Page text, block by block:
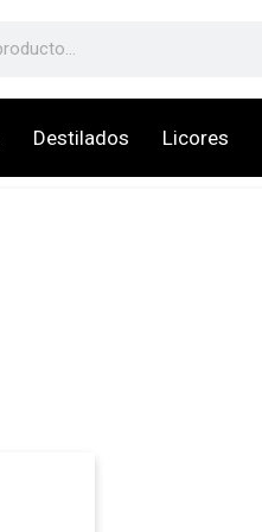
Destilados Licores